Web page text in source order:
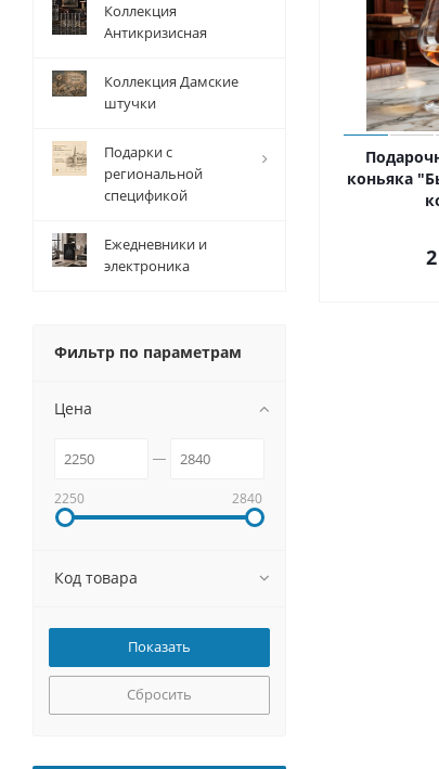
коньяка
Коллекция
Антикризисная
Коллекция Дамские
штучки
Подарки с
региональной
спецификой
Ежедневники и
электроника
Фильтр по параметрам
Цена
2250 2840
Код товара
Сбросить